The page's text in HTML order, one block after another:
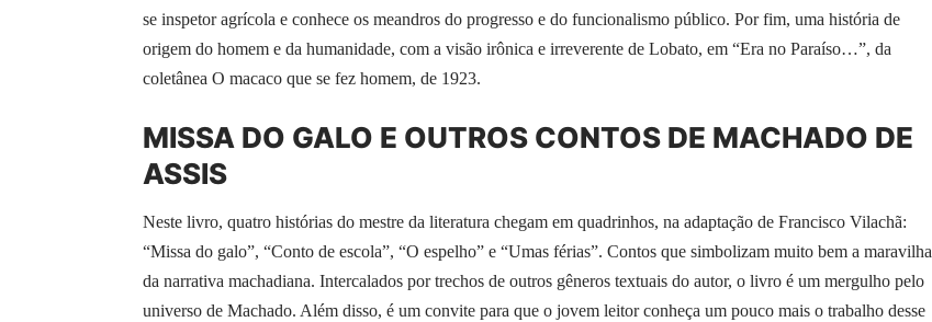
se inspetor agrícola e conhece os meandros do progresso e do funcionalismo público. Por fim, uma história de
origem do homem e da humanidade, com a visão irônica e irreverente de Lobato, em “Era no Paraíso…”, da
coletânea O macaco que se fez homem, de 1923.
MISSA DO GALO E OUTROS CONTOS DE MACHADO DE
ASSIS
Neste livro, quatro histórias do mestre da literatura chegam em quadrinhos, na adaptação de Francisco Vilachã:
“Missa do galo”, “Conto de escola”, “O espelho” e “Umas férias”. Contos que simbolizam muito bem a maravilha
da narrativa machadiana. Intercalados por trechos de outros gêneros textuais do autor, o livro é um mergulho pelo
universo de Machado. Além disso, é um convite para que o jovem leitor conheça um pouco mais o trabalho desse